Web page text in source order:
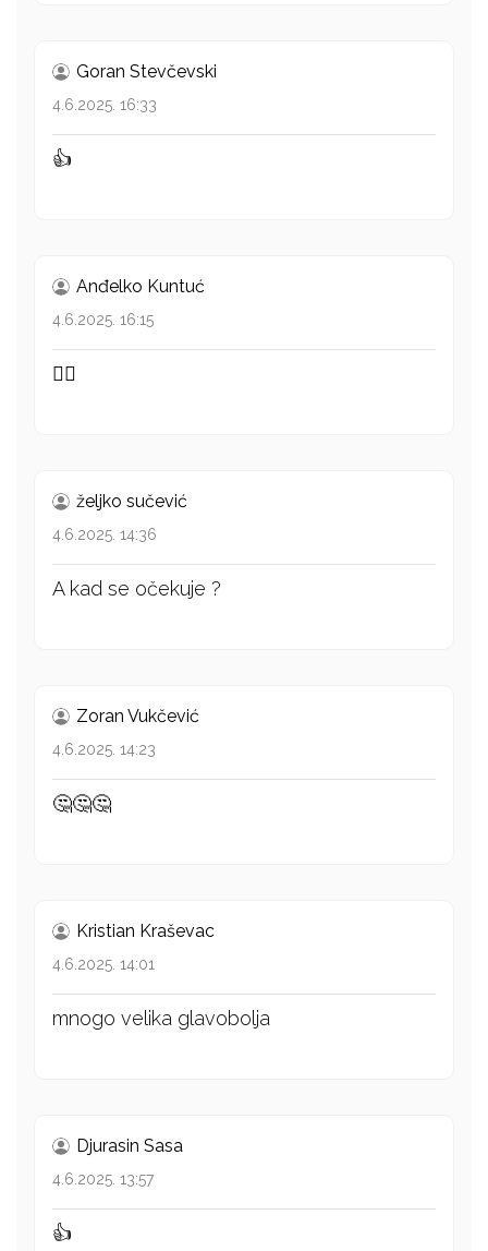
Goran Stevčevski
4.6.2025. 16:33
👍
Anđelko Kuntuć
4.6.2025. 16:15
👍🏻
željko sučević
4.6.2025. 14:36
A kad se očekuje ?
Zoran Vukčević
4.6.2025. 14:23
🤔🤔🤔
Kristian Kraševac
4.6.2025. 14:01
mnogo velika glavobolja
Djurasin Sasa
4.6.2025. 13:57
👍